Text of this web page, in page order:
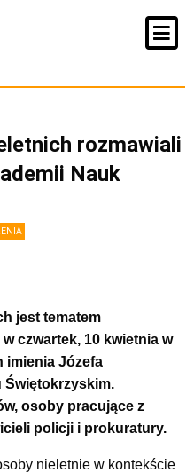
rozmawiali
Nauk
jest tematem
czwartek, 10 kwietnia w
imienia Józefa
Świętokrzyskim.
osoby pracujące z
policji i prokuratury.
nieletnie w kontekście